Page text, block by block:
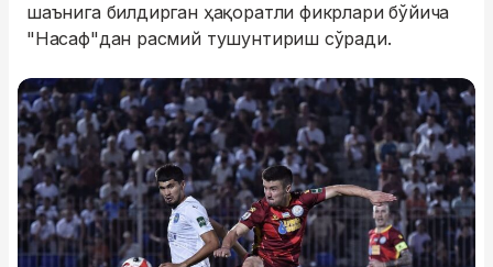
шаънига билдирган ҳақоратли фикрлари бўйича
"Насаф"дан расмий тушунтириш сўради.